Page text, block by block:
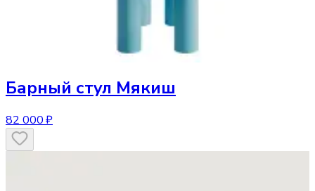
Барный стул Мякиш
82 000 ₽